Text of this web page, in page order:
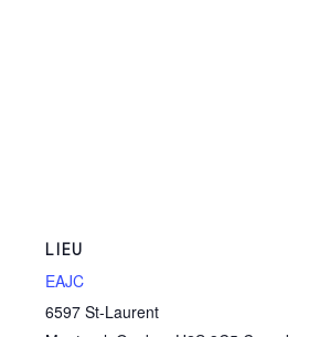
LIEU
EAJC
6597 St-Laurent